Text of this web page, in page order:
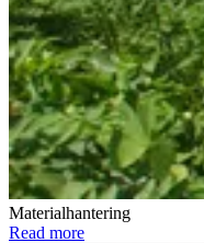
Materialhantering
Read more